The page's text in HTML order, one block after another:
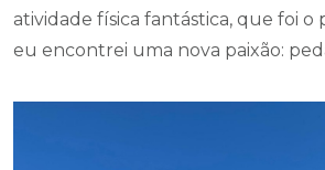
atividade física fantástica, que foi o
eu encontrei uma nova paixão: